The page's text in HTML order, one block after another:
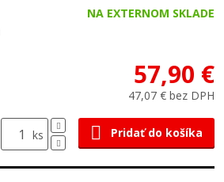
NA EXTERNOM SKLADE
57,90 €
47,07 € bez DPH
ks Pridať do košíka